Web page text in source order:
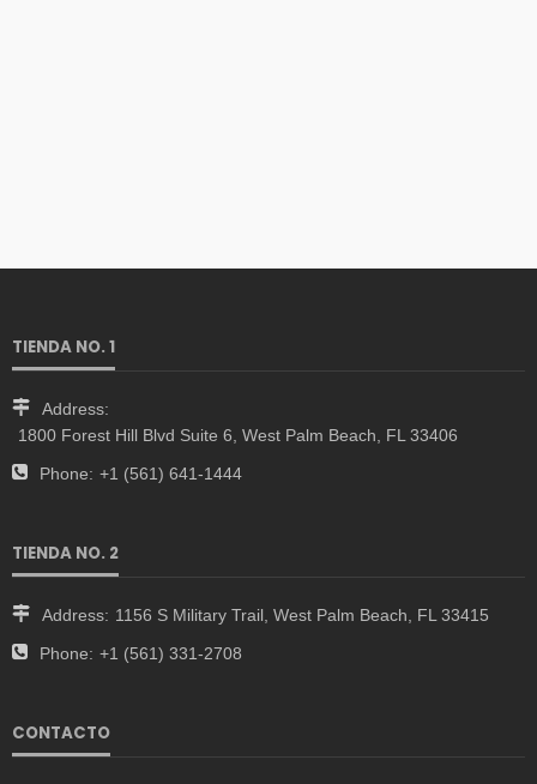
TIENDA NO. 1
Address:
1800 Forest Hill Blvd Suite 6, West Palm Beach, FL 33406
Phone: +1 (561) 641-1444
TIENDA NO. 2
Address: 1156 S Military Trail, West Palm Beach, FL 33415
Phone: +1 (561) 331-2708
CONTACTO